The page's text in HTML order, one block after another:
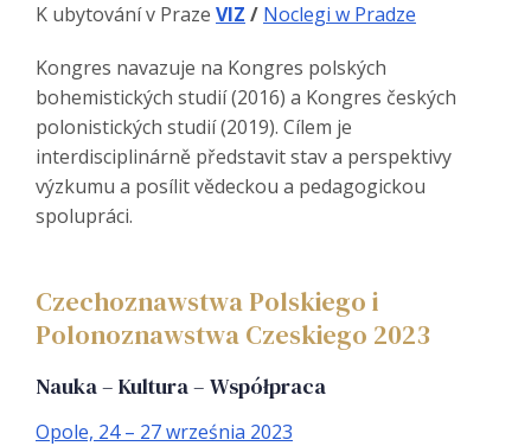
K ubytování v Praze VIZ / Noclegi w Pradze
Kongres navazuje na Kongres polských
bohemistických studií (2016) a Kongres českých
polonistických studií (2019). Cílem je
interdisciplinárně představit stav a perspektivy
výzkumu a posílit vědeckou a pedagogickou
spolupráci.
Czechoznawstwa Polskiego i
Polonoznawstwa Czeskiego 2023
Nauka – Kultura – Współpraca
Opole, 24 – 27 września 2023